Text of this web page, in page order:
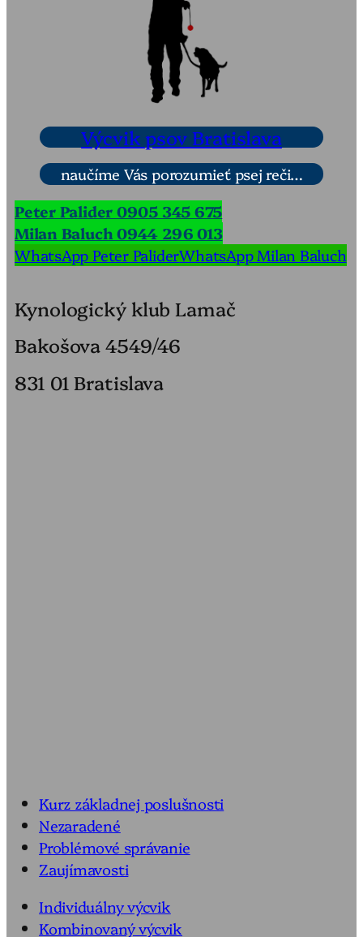
Výcvik psov Bratislava
naučíme Vás porozumieť psej reči…
Peter Palider 0905 345 675
Milan Baluch 0944 296 013
WhatsApp Peter PaliderWhatsApp Milan Baluch
Kynologický klub Lamač
Bakošova 4549/46
831 01 Bratislava
Kurz základnej poslušnosti
Nezaradené
Problémové správanie
Zaujímavosti
Individuálny výcvik
Kombinovaný výcvik